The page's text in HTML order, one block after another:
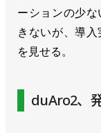
ーションの少
きないが、導
を見せる。
duAro2、